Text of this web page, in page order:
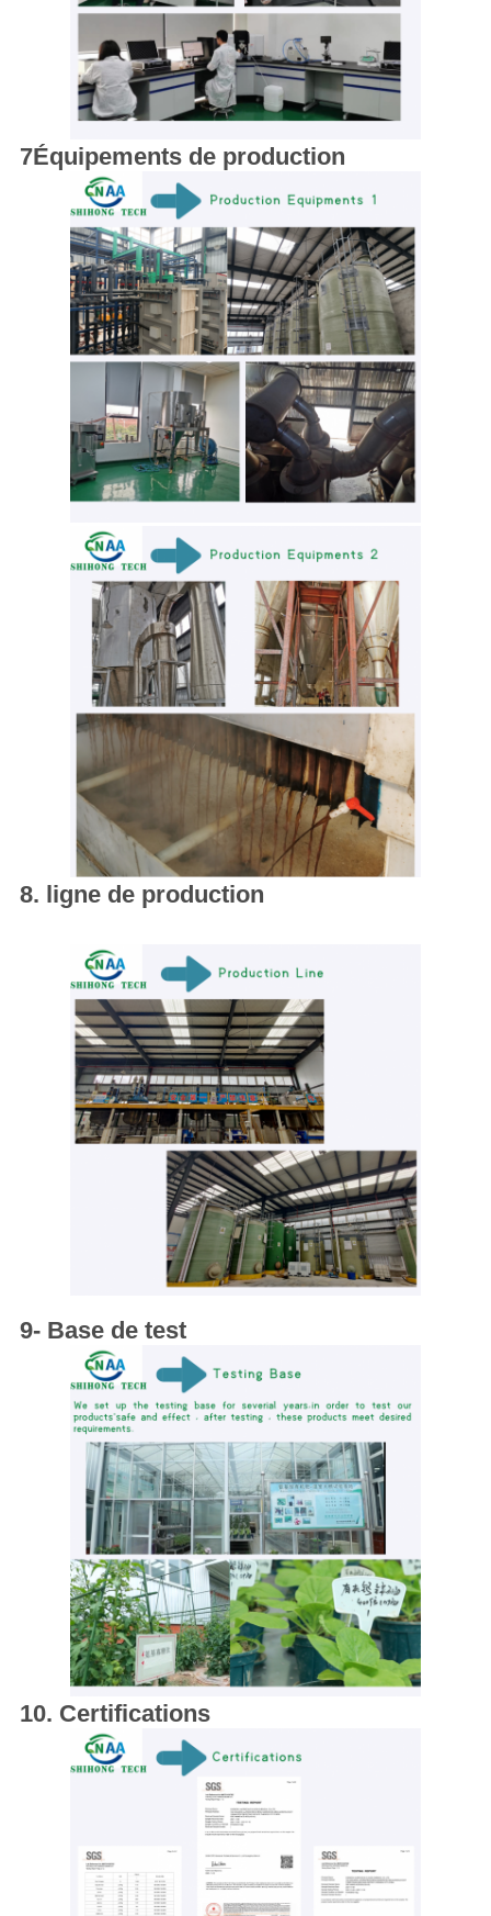
7Équipements de production
8. ligne de production
9- Base de test
10. Certifications